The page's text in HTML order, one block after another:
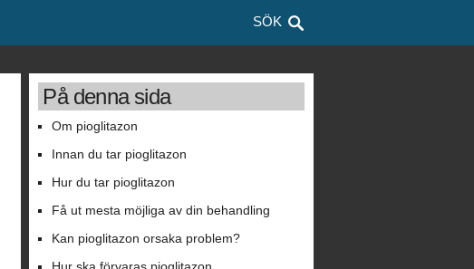
SÖK
På denna sida
Om pioglitazon
Innan du tar pioglitazon
Hur du tar pioglitazon
Få ut mesta möjliga av din behandling
Kan pioglitazon orsaka problem?